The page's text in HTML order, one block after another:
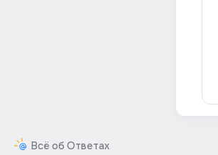
Всё об Ответах